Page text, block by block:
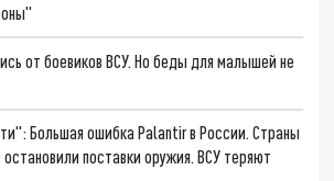
от боевиков ВСУ. Но беды для малышей не
Большая ошибка Palantir в России. Страны
поставки оружия. ВСУ теряют